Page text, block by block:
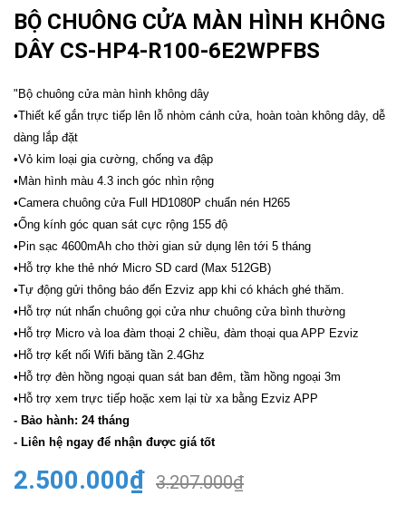
BỘ CHUÔNG CỬA MÀN HÌNH KHÔNG
DÂY CS-HP4-R100-6E2WPFBS
"Bộ chuông cửa màn hình không dây
•Thiết kế gắn trực tiếp lên lỗ nhòm cánh cửa, hoàn toàn không dây, dễ
dàng lắp đặt
•Vỏ kim loại gia cường, chống va đập
•Màn hình màu 4.3 inch góc nhìn rộng
•Camera chuông cửa Full HD1080P chuẩn nén H265
•Ống kính góc quan sát cực rộng 155 độ
•Pin sạc 4600mAh cho thời gian sử dụng lên tới 5 tháng
•Hỗ trợ khe thẻ nhớ Micro SD card (Max 512GB)
•Tự động gửi thông báo đến Ezviz app khi có khách ghé thăm.
•Hỗ trợ nút nhấn chuông gọi cửa như chuông cửa bình thường
•Hỗ trợ Micro và loa đàm thoại 2 chiều, đàm thoại qua APP Ezviz
•Hỗ trợ kết nối Wifi băng tần 2.4Ghz
•Hỗ trợ đèn hồng ngoại quan sát ban đêm, tầm hồng ngoại 3m
•Hỗ trợ xem trực tiếp hoặc xem lại từ xa bằng Ezviz APP
- Bảo hành: 24 tháng
- Liên hệ ngay để nhận được giá tốt
2.500.000₫ 3.207.000₫